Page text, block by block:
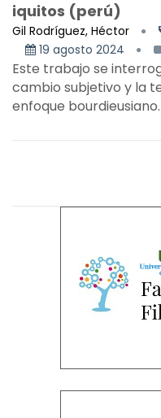
iquitos (perú)
Gil Rodríguez, Héctor
19 agosto 2024
Este trabajo se
cambio subjetivo y la
enfoque